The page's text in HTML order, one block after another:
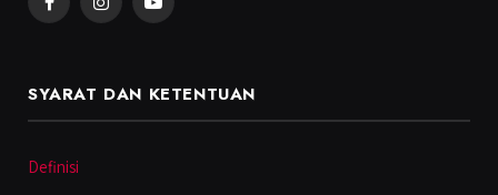
FacebookInstagramYouTube
SYARAT DAN KETENTUAN
Definisi